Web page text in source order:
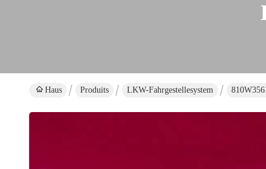
Haus Produits LKW-Fahrgestellesystem